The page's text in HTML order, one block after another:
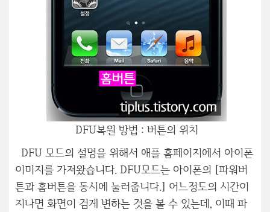
DFU복원 방법 : 버튼의 위치
DFU 모드의 설명을 위해서 애플 홈페이지에서 아이폰
이미지를 가져왔습니다. DFU모드는 아이폰의 [파워버
튼과 홈버튼을 동시에 눌러줍니다.] 어느정도의 시간이
지나면 화면이 검게 변하는 것을 볼 수 있는데, 이때 파